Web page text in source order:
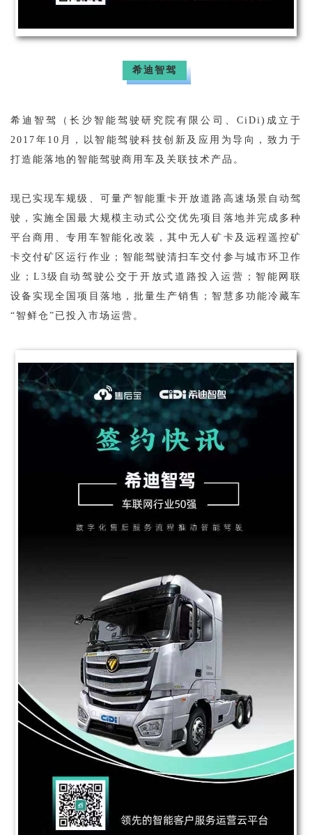
希迪智驾
希迪智驾（长沙智能驾驶研究院有限公司、CiDi)成立于
2017年10月，以智能驾驶科技创新及应用为导向，致力于
打造能落地的智能驾驶商用车及关联技术产品。
现已实现车规级、可量产智能重卡开放道路高速场景自动驾
驶，实施全国最大规模主动式公交优先项目落地并完成多种
平台商用、专用车智能化改装，其中无人矿卡及远程遥控矿
卡交付矿区运行作业；智能驾驶清扫车交付参与城市环卫作
业；L3级自动驾驶公交于开放式道路投入运营；智能网联
设备实现全国项目落地，批量生产销售；智慧多功能冷藏车
“智鲜仓”已投入市场运营。